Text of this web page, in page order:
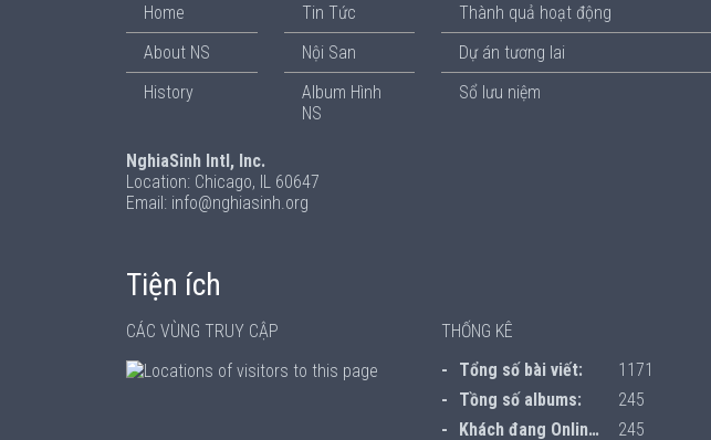
Home
About NS
History
Tin Tức
Nội San
Album Hình
NS
Thành quả hoạt động
Dự án tương lai
Sổ lưu niệm
NghiaSinh Intl, Inc.
Location: Chicago, IL 60647
Email: info@nghiasinh.org
Tiện ích
CÁC VÙNG TRUY CẬP
THỐNG KÊ
Tổng số bài viết:
1171
Tồng số albums:
245
Khách đang Online:
245